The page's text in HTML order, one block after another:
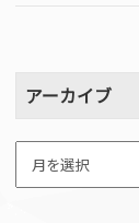
アーカイブ